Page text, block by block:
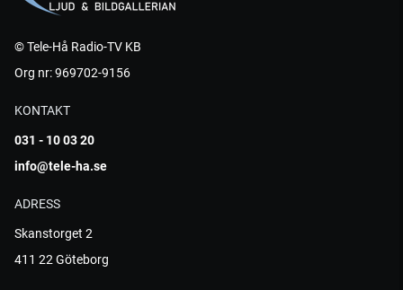
© Tele-Hå Radio-TV KB
Org nr: 969702-9156
KONTAKT
031 - 10 03 20
info@tele-ha.se
ADRESS
Skanstorget 2
411 22 Göteborg